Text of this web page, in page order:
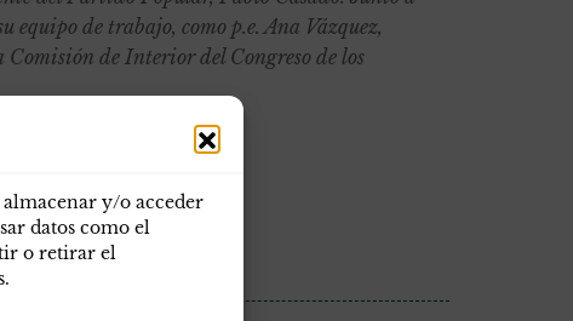
y/o acceder
datos como el
o retirar el
equipo de trabajo, como p.e. Ana Vázquez,
Comisión de Interior del Congreso de los